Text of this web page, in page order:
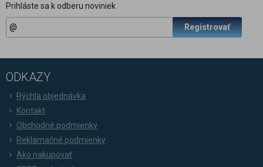
Prihláste sa k odberu noviniek
Registrovať
ODKAZY
Rýchla objednávka
Kontakt
Obchodné podmienky
Reklamačné podmienky
Ako nakupovať